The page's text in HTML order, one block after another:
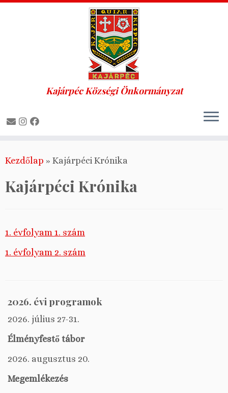
to
Kajárpéc Községi Önkormányzat
Kezdőlap » Kajárpéci Krónika
Kajárpéci Krónika
1. évfolyam 1. szám
1. évfolyam 2. szám
2026. évi programok
2026. július 27-31.
Élményfestő tábor
2026. augusztus 20.
Megemlékezés